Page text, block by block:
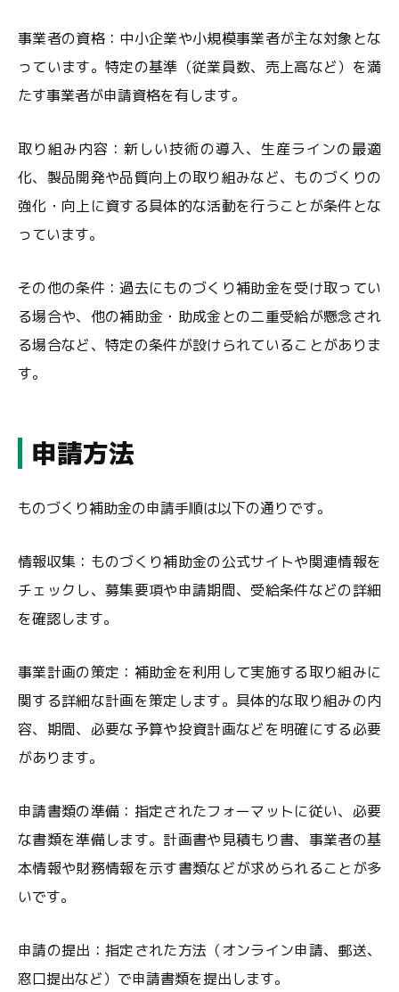
事業者の資格：中小企業や小規模事業者が主な対象とな
っています。特定の基準（従業員数、売上高など）を満
たす事業者が申請資格を有します。
取り組み内容：新しい技術の導入、生産ラインの最適
化、製品開発や品質向上の取り組みなど、ものづくりの
強化・向上に資する具体的な活動を行うことが条件とな
っています。
その他の条件：過去にものづくり補助金を受け取ってい
る場合や、他の補助金・助成金との二重受給が懸念され
る場合など、特定の条件が設けられていることがありま
す。
申請方法
ものづくり補助金の申請手順は以下の通りです。
情報収集：ものづくり補助金の公式サイトや関連情報を
チェックし、募集要項や申請期間、受給条件などの詳細
を確認します。
事業計画の策定：補助金を利用して実施する取り組みに
関する詳細な計画を策定します。具体的な取り組みの内
容、期間、必要な予算や投資計画などを明確にする必要
があります。
申請書類の準備：指定されたフォーマットに従い、必要
な書類を準備します。計画書や見積もり書、事業者の基
本情報や財務情報を示す書類などが求められることが多
いです。
申請の提出：指定された方法（オンライン申請、郵送、
窓口提出など）で申請書類を提出します。